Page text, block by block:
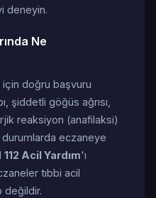
deneyin.
Ne
doğru başvuru
şiddetli göğüs ağrısı,
reaksiyon (anafilaksi)
eczaneye
112 Acil Yardım'ı
tıbbi acil
değildir.